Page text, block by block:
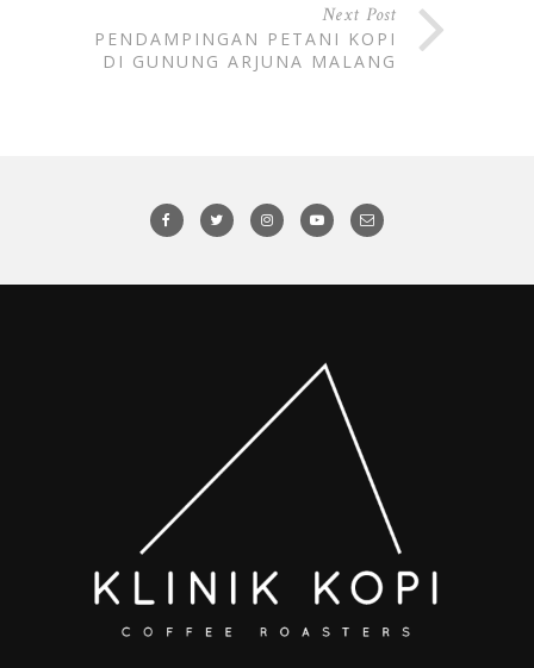
Next Post
PENDAMPINGAN PETANI KOPI
DI GUNUNG ARJUNA MALANG